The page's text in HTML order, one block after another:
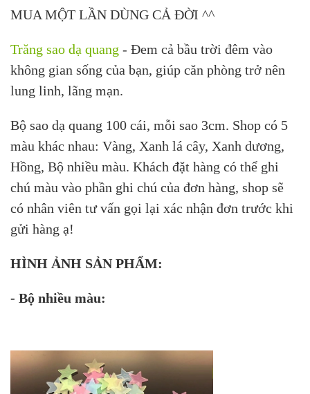
MUA MỘT LẦN DÙNG CẢ ĐỜI ^^
Trăng sao dạ quang - Đem cả bầu trời đêm vào
không gian sống của bạn, giúp căn phòng trở nên
lung linh, lãng mạn.
Bộ sao dạ quang 100 cái, mỗi sao 3cm. Shop có 5
màu khác nhau: Vàng, Xanh lá cây, Xanh dương,
Hồng, Bộ nhiều màu. Khách đặt hàng có thể ghi
chú màu vào phần ghi chú của đơn hàng, shop sẽ
có nhân viên tư vấn gọi lại xác nhận đơn trước khi
gửi hàng ạ!
HÌNH ẢNH SẢN PHẨM:
- Bộ nhiều màu: